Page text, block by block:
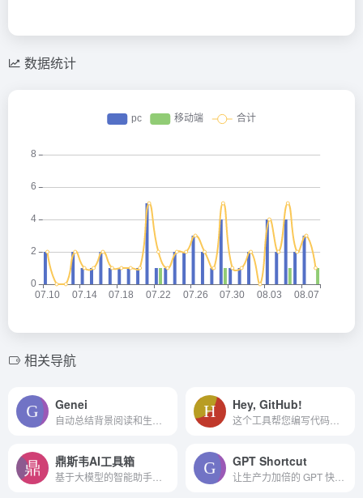
数据统计
相关导航
Genei Hey, GitHub!
鼎斯韦AI工具箱 GPT Shortcut